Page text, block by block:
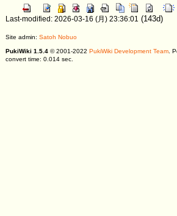
Last-modified: 2026-03-16 (月) 23:36:01 (143d)
Site admin: Satoh Nobuo
PukiWiki 1.5.4© 2001-2022 PukiWiki Development Team.
convert time: 0.014 sec.